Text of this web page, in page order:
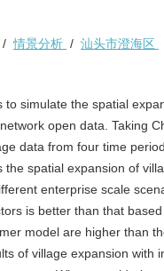
/情景分析 / 汕头市澄海区
simulate the spatial
open data. Taking
data from four time
spatial expansion of
enterprise scale
is better than that
model are higher than
of village expansion with